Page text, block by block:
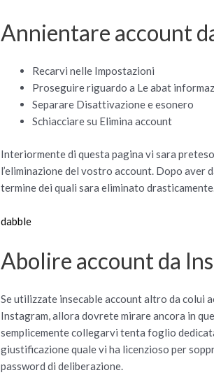
Annientare account
Recarvi nelle Impostazioni
Proseguire riguardo a Le abat
Separare Disattivazione e esonero
Schiacciare su Elimina account
Interiormente di questa pagina vi sara
l’eliminazione del vostro account. Dopo aver
termine dei quali sara eliminato
dabble
Abolire account da
Se utilizzate insecable account altro da colui
Instagram, allora dovrete mirare ancora in
semplicemente collegarvi tenta foglio
giustificazione quale vi ha licenzioso per
password di deliberazione.